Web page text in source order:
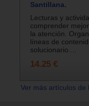
Santillana.
Lecturas y
comprender
la atención.
líneas de
solucionario....
14.25 €
Ver más artículos